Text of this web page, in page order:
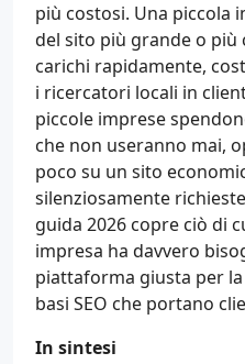
più costosi. Una piccola
del sito più grande o più
carichi rapidamente,
i ricercatori locali in
piccole imprese
che non useranno mai,
poco su un sito
silenziosamente
guida 2026 copre ciò di
impresa ha davvero
piattaforma giusta per
basi SEO che portano
In sintesi